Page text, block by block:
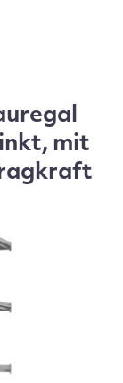
mit